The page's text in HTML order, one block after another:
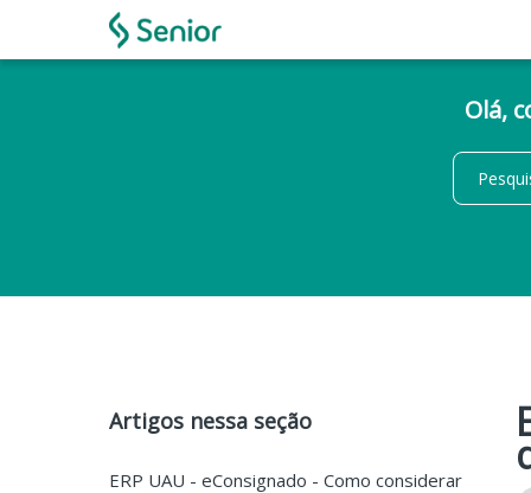
Olá,
Artigos nessa seção
ERP UAU - eConsignado - Como considerar